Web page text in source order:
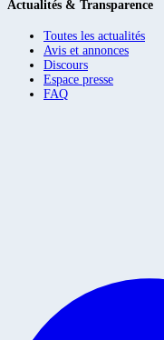
Actualités & Transparence
Toutes les actualités
Avis et annonces
Discours
Espace presse
FAQ